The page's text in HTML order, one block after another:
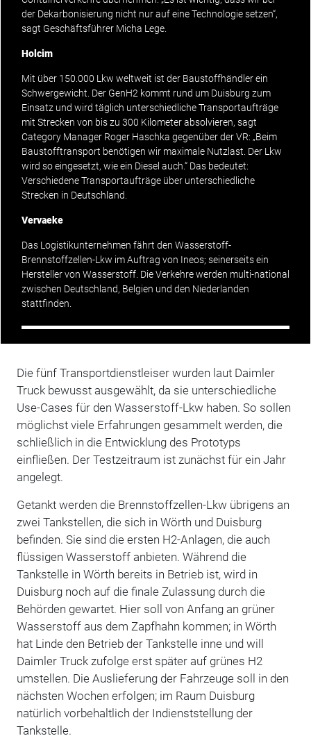
der Dekarbonisierung nicht nur auf eine Technologie setzen“,
sagt Geschäftsführer Micha Lege.
Holcim
Mit über 150.000 Lkw weltweit ist der Baustoffhändler ein
Schwergewicht. Der GenH2 kommt rund um Duisburg zum
Einsatz und wird täglich unterschiedliche Transportaufträge
mit Strecken von bis zu 300 Kilometer absolvieren, sagt
Category Manager Roger Haschka gegenüber der VR: „Beim
Baustofftransport benötigen wir maximale Nutzlast. Der Lkw
wird so eingesetzt, wie ein Diesel auch.“ Das bedeutet:
Verschiedene Transportaufträge über unterschiedliche
Strecken in Deutschland.
Vervaeke
Das Logistikunternehmen fährt den Wasserstoff-
Brennstoffzellen-Lkw im Auftrag von Ineos; seinerseits ein
Hersteller von Wasserstoff. Die Verkehre werden multi-national
zwischen Deutschland, Belgien und den Niederlanden
stattfinden.
Die fünf Transportdienstleiser wurden laut Daimler
Truck bewusst ausgewählt, da sie unterschiedliche
Use-Cases für den Wasserstoff-Lkw haben. So sollen
möglichst viele Erfahrungen gesammelt werden, die
schließlich in die Entwicklung des Prototyps
einfließen. Der Testzeitraum ist zunächst für ein Jahr
angelegt.
Getankt werden die Brennstoffzellen-Lkw übrigens an
zwei Tankstellen, die sich in Wörth und Duisburg
befinden. Sie sind die ersten H2-Anlagen, die auch
flüssigen Wasserstoff anbieten. Während die
Tankstelle in Wörth bereits in Betrieb ist, wird in
Duisburg noch auf die finale Zulassung durch die
Behörden gewartet. Hier soll von Anfang an grüner
Wasserstoff aus dem Zapfhahn kommen; in Wörth
hat Linde den Betrieb der Tankstelle inne und will
Daimler Truck zufolge erst später auf grünes H2
umstellen. Die Auslieferung der Fahrzeuge soll in den
nächsten Wochen erfolgen; im Raum Duisburg
natürlich vorbehaltlich der Indienststellung der
Tankstelle.